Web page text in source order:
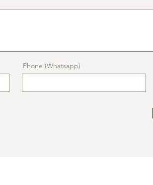
Phone (Whatsapp)